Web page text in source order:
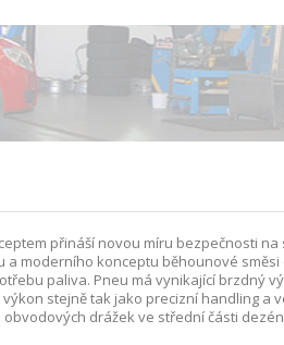
přináší novou míru bezpečnosti
konceptu běhounové
paliva. Pneu má vynikající brzdný
stejně tak jako precizní handling a
drážek ve střední části